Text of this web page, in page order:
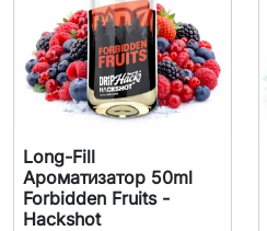
Long-Fill
Ароматизатор 50ml
Forbidden Fruits -
Hackshot